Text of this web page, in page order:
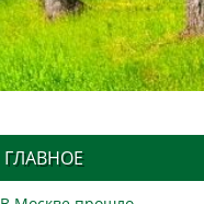
ГЛАВНОЕ